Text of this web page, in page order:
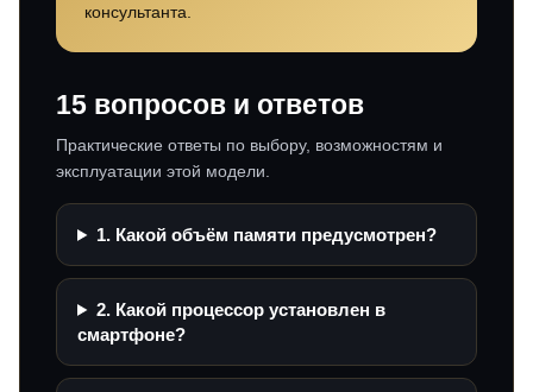
консультанта.
15 вопросов и ответов
Практические ответы по выбору, возможностям и
эксплуатации этой модели.
1. Какой объём памяти предусмотрен?
2. Какой процессор установлен в
смартфоне?